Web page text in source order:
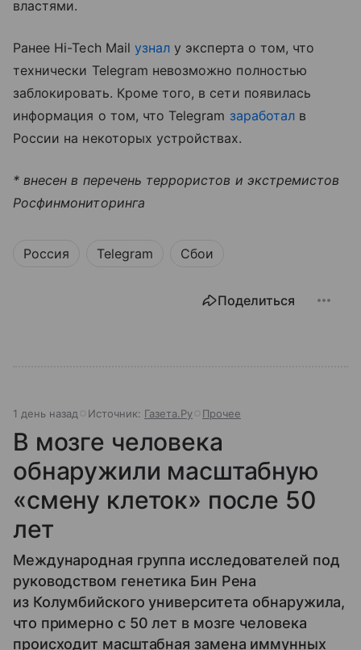
властями.
Ранее Hi-Tech Mail узнал у эксперта о том, что
технически Telegram невозможно полностью
заблокировать. Кроме того, в сети появилась
информация о том, что Telegram заработалв
России на некоторых устройствах.
* внесен в перечень террористов и экстремистов
Росфинмониторинга
Россия Telegram Сбои
Поделиться
1 день назад Источник: Газета.Ру Прочее
В мозге человека
обнаружили масштабную
«смену клеток» после 50
лет
Международная группа исследователей под
руководством генетика Бин Рена
из Колумбийского университета обнаружила,
что примерно с 50 лет в мозге человека
происходит масштабная замена иммунных